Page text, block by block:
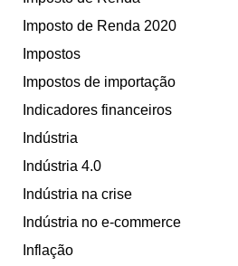
Imposto de Renda 2020
Impostos
Impostos de importação
Indicadores financeiros
Indústria
Indústria 4.0
Indústria na crise
Indústria no e-commerce
Inflação